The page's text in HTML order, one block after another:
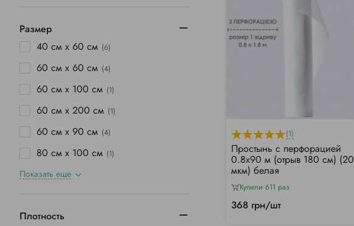
Размер
40 см х 60 см (6)
60 см х 60 см (4)
60 см х 100 см (1)
60 см х 200 см (1)
60 см х 90 см (4)
80 см х 100 см (1)
Показать еще
Плотность
(1)
Простынь с перфорацией
0.8х90 м (отрыв 180 см) (20
мкм) белая
Купили 611 раз
368 грн/шт